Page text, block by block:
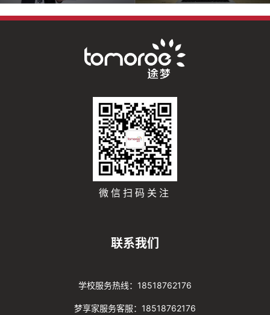
微信扫码关注
联系我们
学校服务热线：18518762176
梦享家服务客服：18518762176